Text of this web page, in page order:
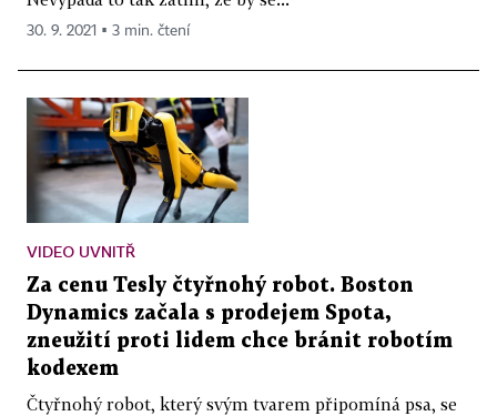
30. 9. 2021 ▪ 3 min. čtení
VIDEO UVNITŘ
Za cenu Tesly čtyřnohý robot. Boston
Dynamics začala s prodejem Spota,
zneužití proti lidem chce bránit robotím
kodexem
Čtyřnohý robot, který svým tvarem připomíná psa, se